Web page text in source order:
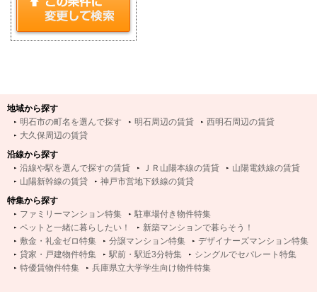
地域から探す
明石市の町名を選んで探す
明石周辺の賃貸
西明石周辺の賃貸
大久保周辺の賃貸
沿線から探す
沿線や駅を選んで探すの賃貸
ＪＲ山陽本線の賃貸
山陽電鉄線の賃貸
山陽新幹線の賃貸
神戸市営地下鉄線の賃貸
特集から探す
ファミリーマンション特集
駐車場付き物件特集
ペットと一緒に暮らしたい！
新築マンションで暮らそう！
敷金・礼金ゼロ特集
分譲マンション特集
デザイナーズマンション特集
貸家・戸建物件特集
駅前・駅近3分特集
シングルでセパレート特集
特優賃物件特集
兵庫県立大学学生向け物件特集